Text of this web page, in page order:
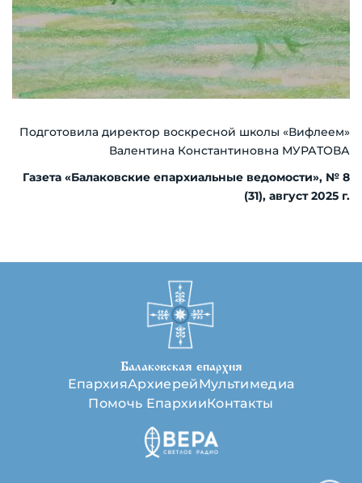
Подготовила директор воскресной школы «Вифлеем»
Валентина Константиновна МУРАТОВА
Газета «Балаковские епархиальные ведомости», № 8
(31), август 2025 г.
Балаковская епархия
ЕпархияАрхиерейМультимедиа
Помочь ЕпархииКонтакты